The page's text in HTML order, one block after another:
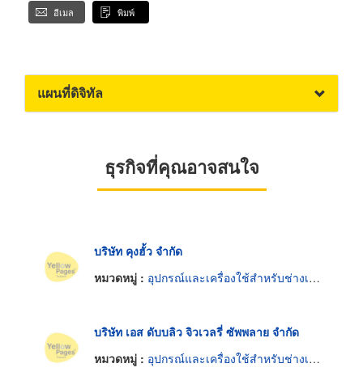
อีเมล พิมพ์
แผนที่ดิจิทัล
ธุรกิจที่คุณอาจสนใจ
บริษัท คุงฮั้ว จำกัด
หมวดหมู่ : อุปกรณ์และเครื่องใช้สำหรับช่างเพชรพลอยและทองรูปพรรณ
บริษัท เอส ดับบลิว จิวเวลรี่ ซัพพลาย จำกัด
หมวดหมู่ : อุปกรณ์และเครื่องใช้สำหรับช่างเพชรพลอยและทองรูปพรรณ